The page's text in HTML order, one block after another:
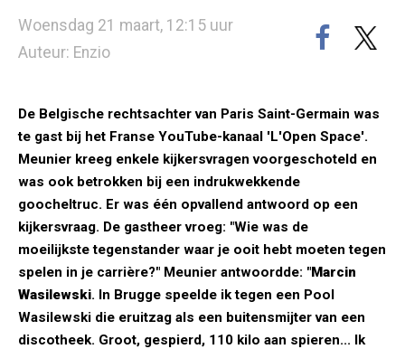
Woensdag 21 maart, 12:15 uur
Auteur: Enzio
De Belgische rechtsachter van Paris Saint-Germain was
te gast bij het Franse YouTube-kanaal 'L'Open Space'.
Meunier kreeg enkele kijkersvragen voorgeschoteld en
was ook betrokken bij een indrukwekkende
goocheltruc. Er was één opvallend antwoord op een
kijkersvraag. De gastheer vroeg: "Wie was de
moeilijkste tegenstander waar je ooit hebt moeten tegen
spelen in je carrière?" Meunier antwoordde: "Marcin
Wasilewski. In Brugge speelde ik tegen een Pool
Wasilewski die eruitzag als een buitensmijter van een
discotheek. Groot, gespierd, 110 kilo aan spieren... Ik